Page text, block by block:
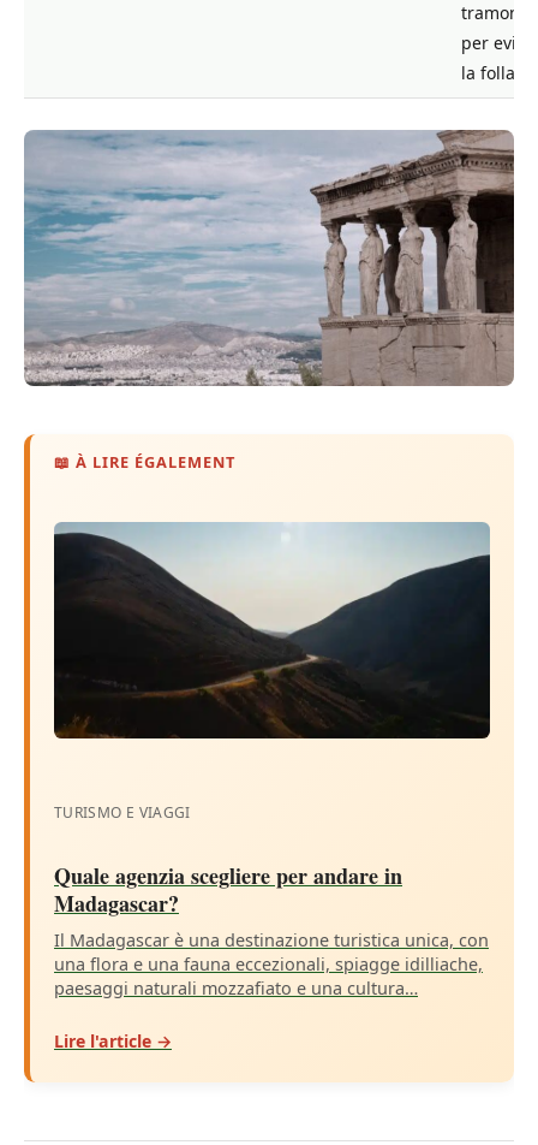
tramonto
per
la folla
📖 À LIRE ÉGALEMENT
TURISMO E VIAGGI
Quale agenzia scegliere per andare in
Madagascar?
Il Madagascar è una destinazione turistica unica, con
una flora e una fauna eccezionali, spiagge idilliache,
paesaggi naturali mozzafiato e una cultura…
Lire l'article →